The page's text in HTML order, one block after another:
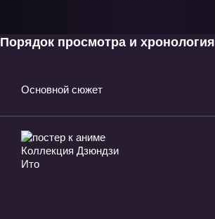
Порядок просмотра и хронология
Основной сюжет